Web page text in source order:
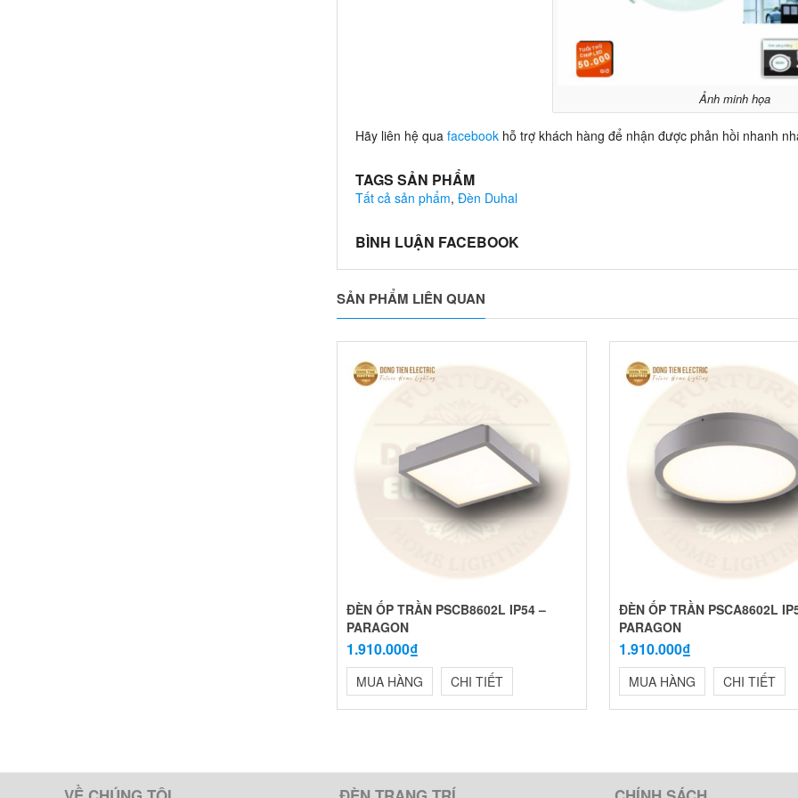
Ảnh minh họa
Hãy liên hệ quafacebook hỗ trợ khách hàng để nhận được phản hồi nhanh
TAGS SẢN PHẨM
Tất cả sản phẩm,Đèn Duhal
BÌNH LUẬN FACEBOOK
SẢN PHẨM LIÊN QUAN
ĐÈN ỐP TRẦN PSCB8602L IP54 –
PARAGON
1.910.000₫
MUA HÀNG CHI TIẾT
ĐÈN ỐP TRẦN PSCA8602L
PARAGON
1.910.000₫
MUA HÀNG CHI TIẾT